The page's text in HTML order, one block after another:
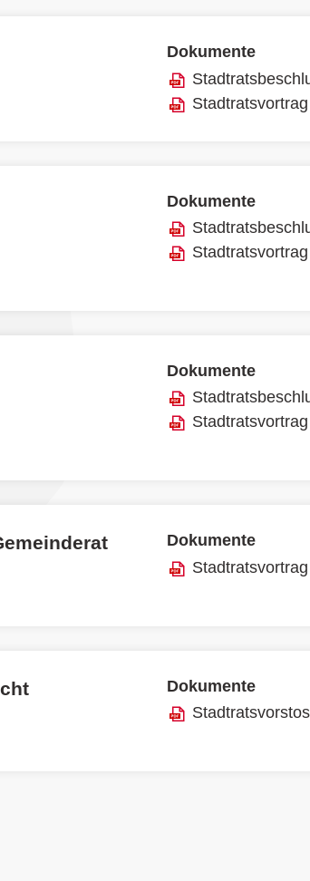
Dokumente
Stadtratsvortrag
Dokumente
Stadtratsvortrag
Dokumente
Stadtratsvortrag
Dokumente
Stadtratsvortrag
Dokumente